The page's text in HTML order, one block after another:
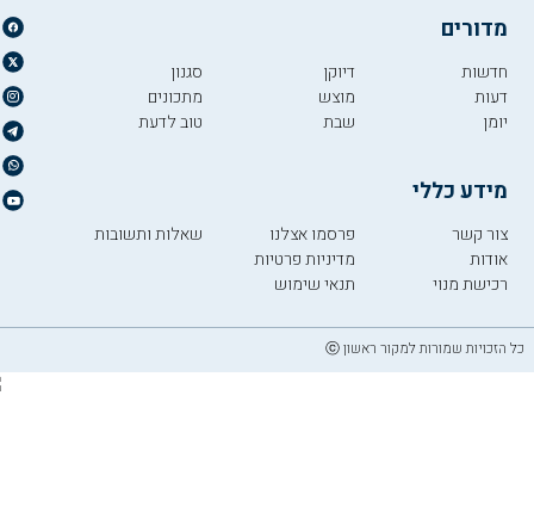
מדורים
חדשות
דעות
יומן
דיוקן
מוצש
שבת
סגנון
מתכונים
טוב לדעת
מידע כללי
צור קשר
אודות
רכישת מנוי
פרסמו אצלנו
מדיניות פרטיות
תנאי שימוש
שאלות ותשובות
כל הזכויות שמורות למקור ראשון ⓒ